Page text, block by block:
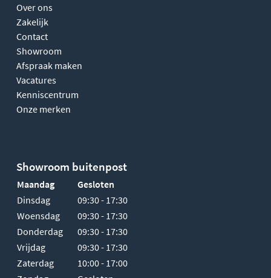
Over ons
Zakelijk
Contact
Showroom
Afspraak maken
Vacatures
Kenniscentrum
Onze merken
Showroom buitenpost
Maandag
Gesloten
Dinsdag
09:30 - 17:30
Woensdag
09:30 - 17:30
Donderdag
09:30 - 17:30
Vrijdag
09:30 - 17:30
Zaterdag
10:00 - 17:00